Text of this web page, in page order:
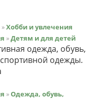
»Хобби и увлечения
»Детям и для детей
одежда, обувь,
одежды.
»Одежда, обувь,